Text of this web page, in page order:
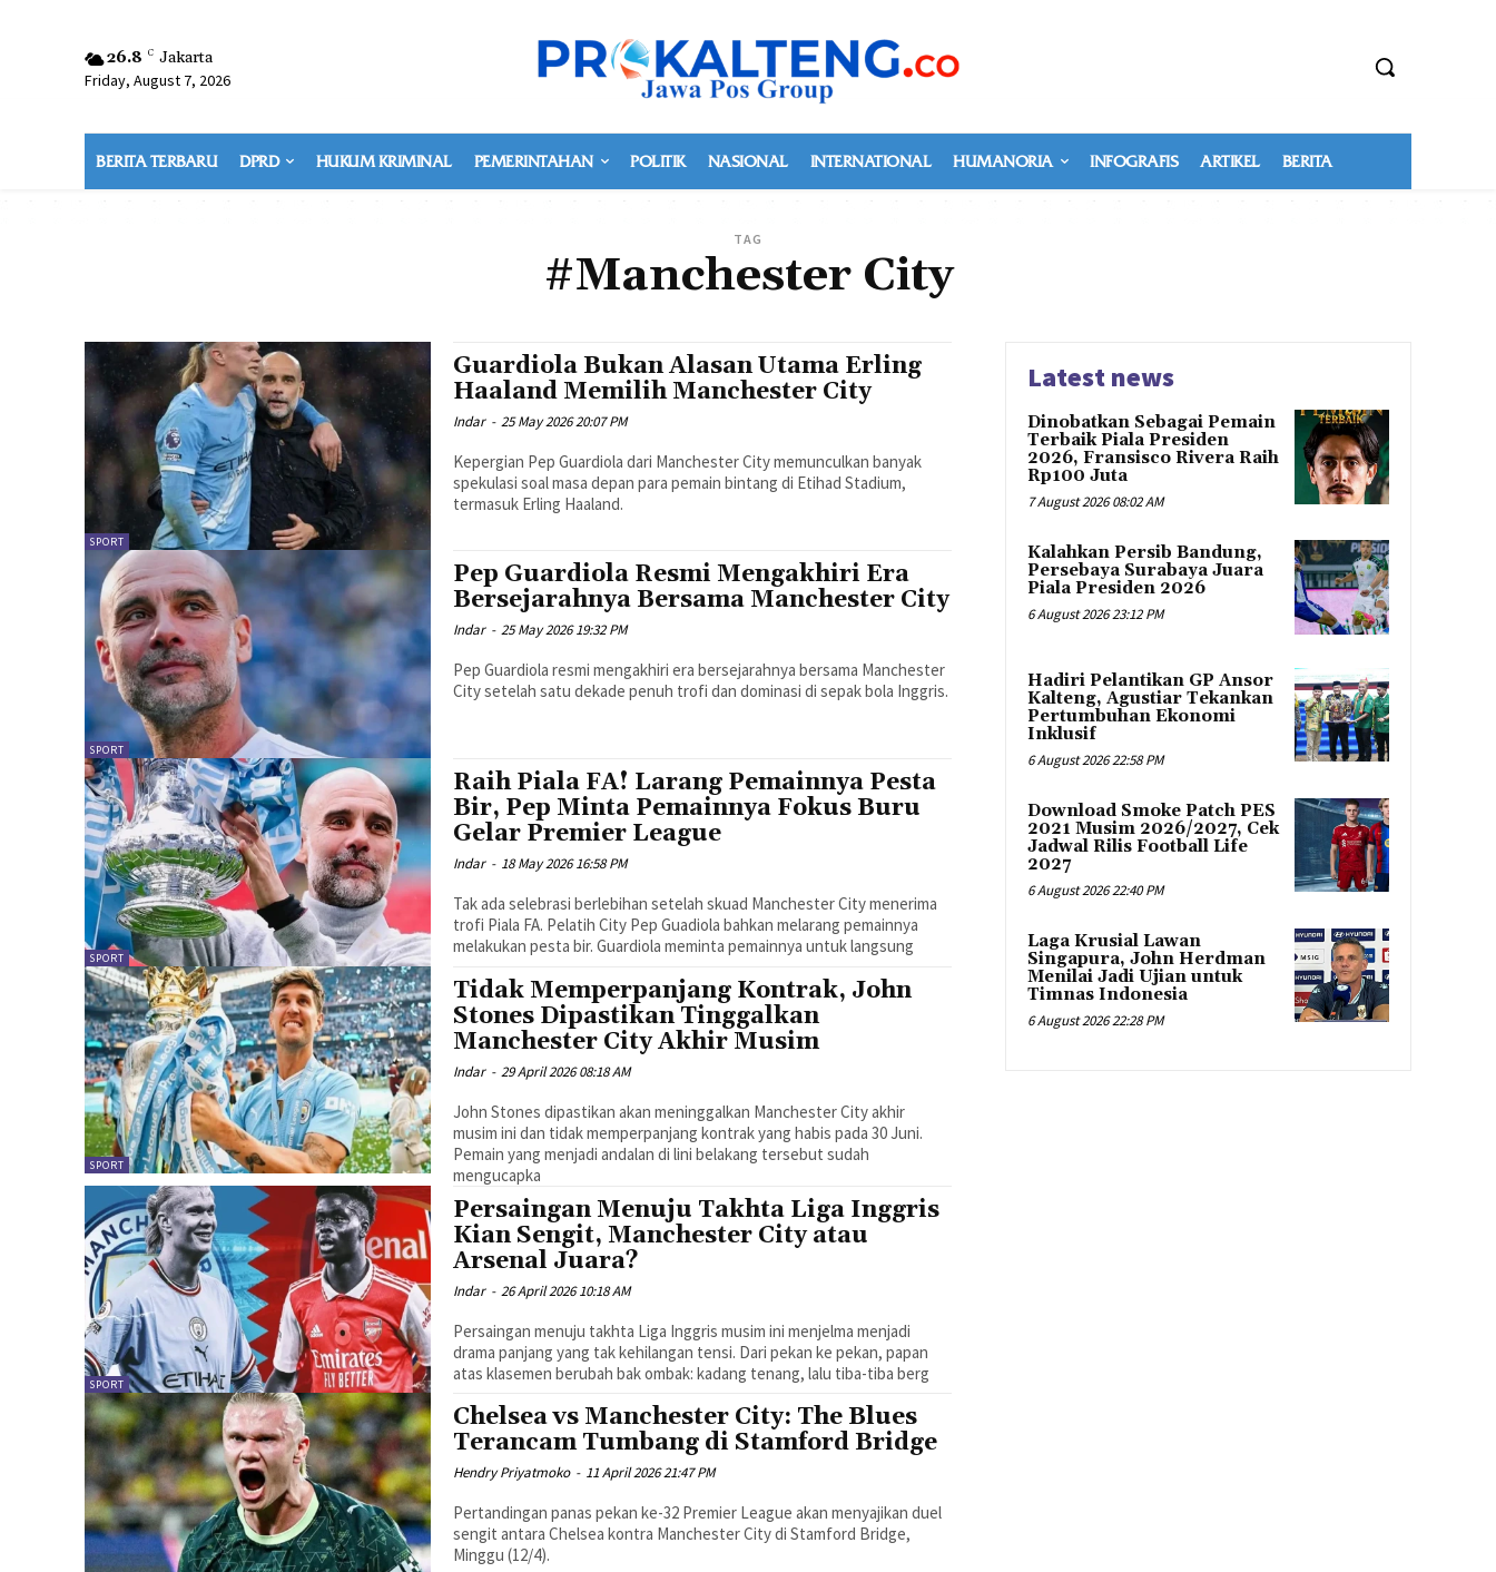
26.8 C Jakarta
Friday, August 7, 2026
BERITA TERBARU DPRD HUKUM KRIMINAL PEMERINTAHAN POLITIK NASIONAL INTERNATIONAL HUMANORIA INFOGRAFIS ARTIKEL BERITA
TAG
#Manchester City
SPORT
Guardiola Bukan Alasan Utama Erling
Haaland Memilih Manchester City
Indar - 25 May 2026 20:07 PM
Kepergian Pep Guardiola dari Manchester City memunculkan banyak
spekulasi soal masa depan para pemain bintang di Etihad Stadium,
termasuk Erling Haaland.
SPORT
Pep Guardiola Resmi Mengakhiri Era
Bersejarahnya Bersama Manchester City
Indar - 25 May 2026 19:32 PM
Pep Guardiola resmi mengakhiri era bersejarahnya bersama Manchester
City setelah satu dekade penuh trofi dan dominasi di sepak bola Inggris.
SPORT
Raih Piala FA! Larang Pemainnya Pesta
Bir, Pep Minta Pemainnya Fokus Buru
Gelar Premier League
Indar - 18 May 2026 16:58 PM
Tak ada selebrasi berlebihan setelah skuad Manchester City menerima
trofi Piala FA. Pelatih City Pep Guadiola bahkan melarang pemainnya
melakukan pesta bir. Guardiola meminta pemainnya untuk langsung
SPORT
Tidak Memperpanjang Kontrak, John
Stones Dipastikan Tinggalkan
Manchester City Akhir Musim
Indar - 29 April 2026 08:18 AM
John Stones dipastikan akan meninggalkan Manchester City akhir
musim ini dan tidak memperpanjang kontrak yang habis pada 30 Juni.
Pemain yang menjadi andalan di lini belakang tersebut sudah
mengucapka
SPORT
Persaingan Menuju Takhta Liga Inggris
Kian Sengit, Manchester City atau
Arsenal Juara?
Indar - 26 April 2026 10:18 AM
Persaingan menuju takhta Liga Inggris musim ini menjelma menjadi
drama panjang yang tak kehilangan tensi. Dari pekan ke pekan, papan
atas klasemen berubah bak ombak: kadang tenang, lalu tiba-tiba berg
Chelsea vs Manchester City: The Blues
Terancam Tumbang di Stamford Bridge
Hendry Priyatmoko - 11 April 2026 21:47 PM
Pertandingan panas pekan ke-32 Premier League akan menyajikan duel
sengit antara Chelsea kontra Manchester City di Stamford Bridge,
Minggu (12/4).
Latest news
Dinobatkan Sebagai Pemain
Terbaik Piala Presiden
2026, Fransisco Rivera Raih
Rp100 Juta
7 August 2026 08:02 AM
Kalahkan Persib Bandung,
Persebaya Surabaya Juara
Piala Presiden 2026
6 August 2026 23:12 PM
Hadiri Pelantikan GP Ansor
Kalteng, Agustiar Tekankan
Pertumbuhan Ekonomi
Inklusif
6 August 2026 22:58 PM
Download Smoke Patch PES
2021 Musim 2026/2027, Cek
Jadwal Rilis Football Life
2027
6 August 2026 22:40 PM
Laga Krusial Lawan
Singapura, John Herdman
Menilai Jadi Ujian untuk
Timnas Indonesia
6 August 2026 22:28 PM